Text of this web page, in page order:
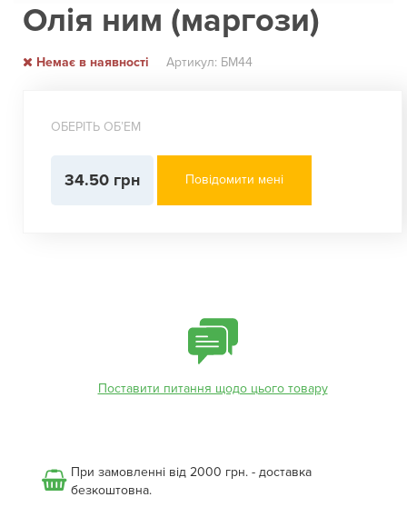
Олія ним (маргози)
Немає в наявності Артикул: БМ44
ОБЕРІТЬ ОБʼЕМ
34.50 грн Повідомити мені
Поставити питання щодо цього товару
При замовленні від 2000 грн. - доставка
безкоштовна.